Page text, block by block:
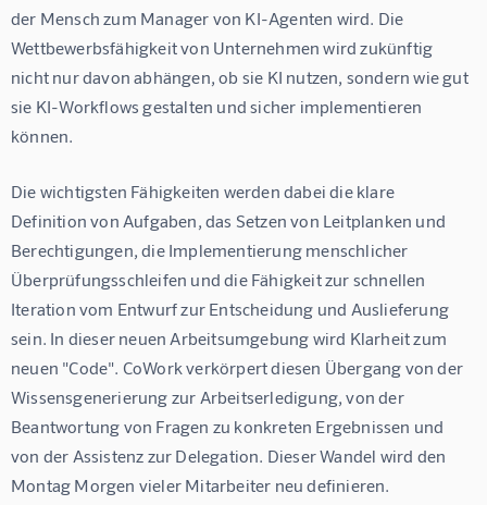
der Mensch zum Manager von KI-Agenten wird. Die
Wettbewerbsfähigkeit von Unternehmen wird zukünftig
nicht nur davon abhängen, ob sie KI nutzen, sondern wie gut
sie KI-Workflows gestalten und sicher implementieren
können.
Die wichtigsten Fähigkeiten werden dabei die klare
Definition von Aufgaben, das Setzen von Leitplanken und
Berechtigungen, die Implementierung menschlicher
Überprüfungsschleifen und die Fähigkeit zur schnellen
Iteration vom Entwurf zur Entscheidung und Auslieferung
sein. In dieser neuen Arbeitsumgebung wird Klarheit zum
neuen "Code". CoWork verkörpert diesen Übergang von der
Wissensgenerierung zur Arbeitserledigung, von der
Beantwortung von Fragen zu konkreten Ergebnissen und
von der Assistenz zur Delegation. Dieser Wandel wird den
Montag Morgen vieler Mitarbeiter neu definieren.